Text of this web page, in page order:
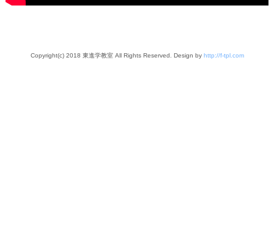
Copyright(c) 2018 東進学教室 All Rights Reserved. Design by http://f-tpl.com